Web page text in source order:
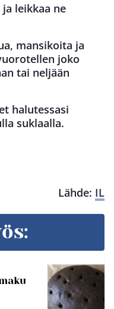
leikkaa ne
mansikoita ja
joko
tai neljään
halutessasi
suklaalla.
Lähde: IL